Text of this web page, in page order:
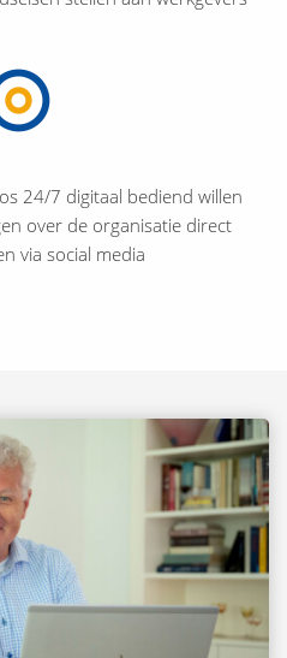
24/7 digitaal bediend willen
over de organisatie direct
via social media